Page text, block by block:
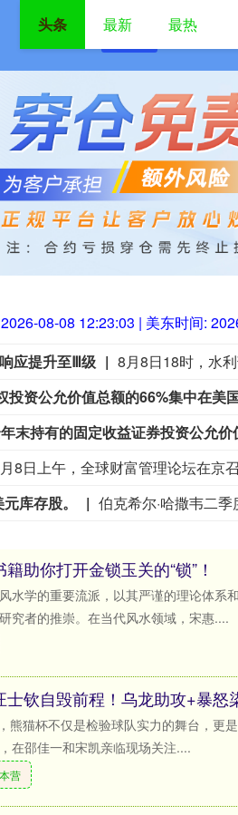
首页 九五配资
2026-08-08 12:23:05 | 美东时间:
应提升至Ⅲ级
库存股。
助你打开金锁玉关的“锁”！
水学的重要流派，以其严谨的理论体系
究者的推崇。在当代风水领域，宋惠....
熊猫杯不仅是检验球队实力的舞台，更
在邵佳一和宋凯亲临现场关注....
营
头条 最新 最热